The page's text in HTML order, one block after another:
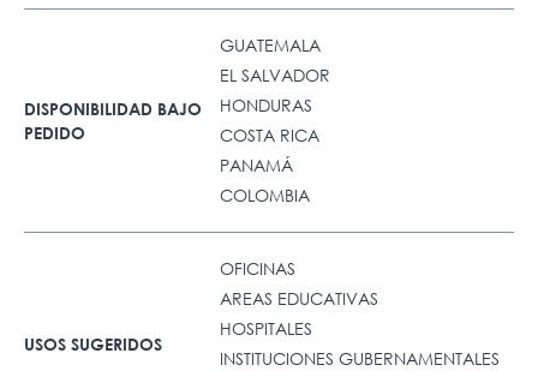
DISPONIBILIDAD BAJO
PEDIDO
GUATEMALA
EL SALVADOR
HONDURAS
COSTA RICA
PANAMÁ
COLOMBIA
USOS SUGERIDOS
OFICINAS
AREAS EDUCATIVAS
HOSPITALES
INSTITUCIONES GUBERNAMENTALES